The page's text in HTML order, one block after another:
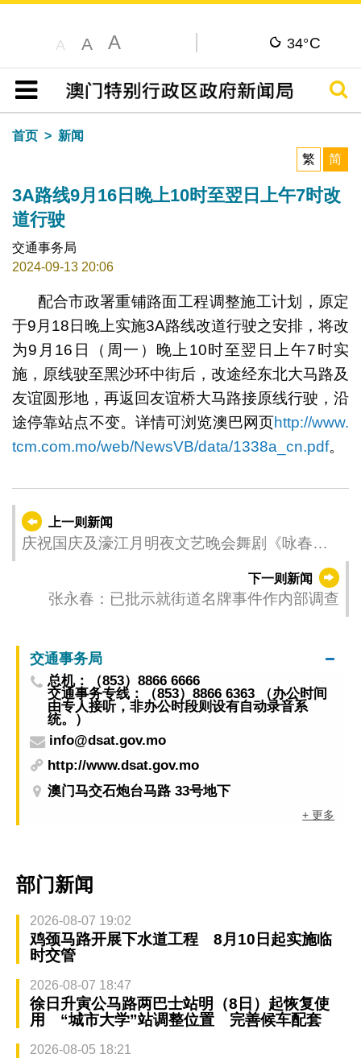
A A A 34°C
目录
搜寻
首页
新闻
繁
简
3A路线9月16日晚上10时至翌日上午7时改
道行驶
交通事务局
2024-09-13 20:06
配合市政署重铺路面工程调整施工计划，原定
于9月18日晚上实施3A路线改道行驶之安排，将改
为9月16日（周一）晚上10时至翌日上午7时实
施，原线驶至黑沙环中街后，改途经东北大马路及
友谊圆形地，再返回友谊桥大马路接原线行驶，沿
途停靠站点不变。详情可浏览澳巴网页http://www.
tcm.com.mo/web/NewsVB/data/1338a_cn.pdf。
上一则新闻
庆祝国庆及濠江月明夜文艺晚会舞剧《咏春》
下一则新闻
张永春：已批示就街道名牌事件作内部调查
交通事务局
总机：（853）8866 6666
交通事务专线：（853）8866 6363 （办公时间
由专人接听，非办公时段则设有自动录音系
统。）
info@dsat.gov.mo
http://www.dsat.gov.mo
澳门马交石炮台马路 33号地下
+ 更多
部门新闻
2026-08-07 19:02
鸡颈马路开展下水道工程 8月10日起实施临
时交管
2026-08-07 18:47
徐日升寅公马路两巴士站明（8日）起恢复使
用 “城市大学”站调整位置 完善候车配套
2026-08-05 18:21